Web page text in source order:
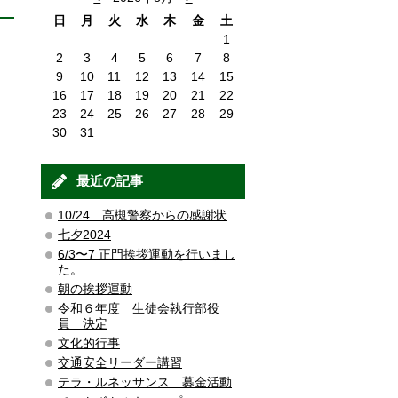
日
月 火 水 木 金
土
1
2
3 4 5 6 7
8
9
10 11 12 13 14
15
16
17 18 19 20 21
22
23
24 25 26 27 28
29
30
31
最近の記事
10/24 高槻警察からの感謝状
七夕2024
6/3〜7 正門挨拶運動を行いまし
た。
朝の挨拶運動
令和６年度 生徒会執行部役
員 決定
文化的行事
交通安全リーダー講習
テラ・ルネッサンス 募金活動